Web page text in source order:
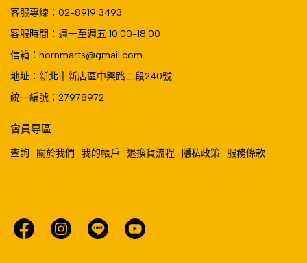
客服專線：02-8919 3493
客服時間：週一至週五 10:00-18:00
信箱：hornmarts@gmail.com
地址：新北市新店區中興路二段240號
統一編號：27978972
會員專區
查詢 關於我們 我的帳戶 退換貨流程 隱私政策 服務條款